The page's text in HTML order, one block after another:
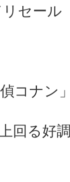
セール
コナン
回る好